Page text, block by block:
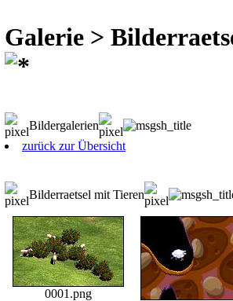
Galerie >
Bildergalerien
zurück zur Übersicht
Bilderraetsel mit Tieren
0001.png